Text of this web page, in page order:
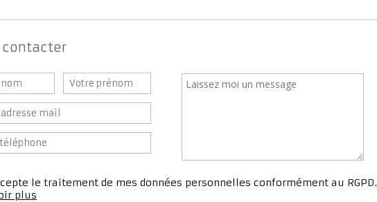
contacter
le traitement de mes données personnelles conformément au RGPD.
plus